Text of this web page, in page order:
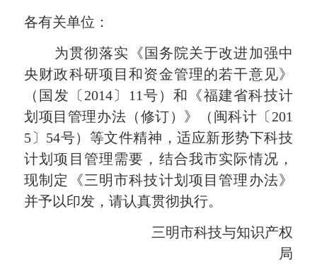
各有关单位：
为贯彻落实《国务院关于改进加强中
央财政科研项目和资金管理的若干意见》
（国发〔 2014 〕 11号）和《福建省科技计
划项目管理办法（修订）》（闽科计〔 201
5 〕 54号）等文件精神，适应新形势下科技
计划项目管理需要，结合我市实际情况，
现制定《三明市科技计划项目管理办法》
并予以印发，请认真贯彻执行。
三明市科技与知识产权
局